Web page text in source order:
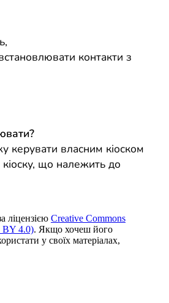
контакти з
керувати власним кіоском
що належить до
ліцензією Creative Commons
BY 4.0). Якщо хочеш його
у своїх матеріалах,